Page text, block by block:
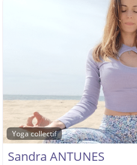
Yoga collectif
Sandra ANTUNES